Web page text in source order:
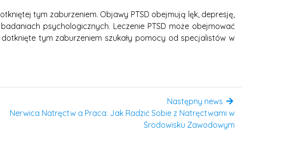
tym zaburzeniem. Objawy PTSD obejmują lęk, depresję,
psychologicznych. Leczenie PTSD może obejmować
tym zaburzeniem szukały pomocy od specjalistów w
Następny news
Nerwica Natręctw a Praca: Jak Radzić Sobie z Natręctwami w
Środowisku Zawodowym